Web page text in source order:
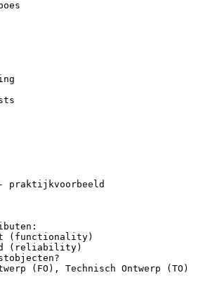
praktijkvoorbeeld
(functionality)
(reliability)
(FO), Technisch Ontwerp (TO)